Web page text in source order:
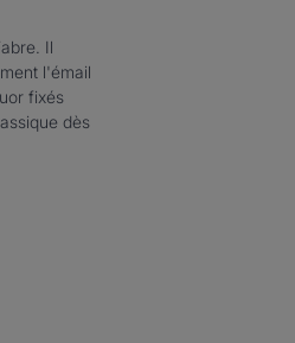
Il
l'émail
fixés
dès